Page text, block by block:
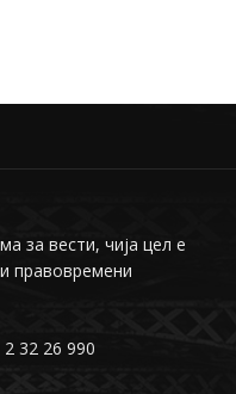
за вести, чија цел е
правовремени
32 26 990